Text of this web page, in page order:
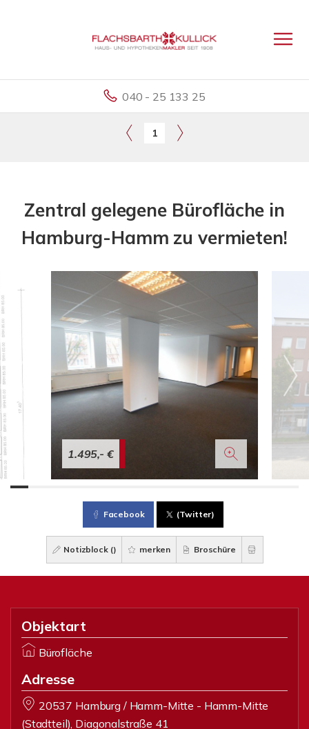
040 - 25 133 25
1
Zentral gelegene Bürofläche in
Hamburg-Hamm zu vermieten!
1.495,- €
Facebook (Twitter)
Notizblock () merken Broschüre
Objektart
Bürofläche
Adresse
20537 Hamburg / Hamm-Mitte - Hamm-Mitte
(Stadtteil), Diagonalstraße 41